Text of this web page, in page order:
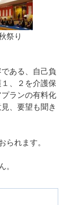
祭り
ある、自己負
、２を介護保
ランの有料化
、要望も聞き
られます。
。